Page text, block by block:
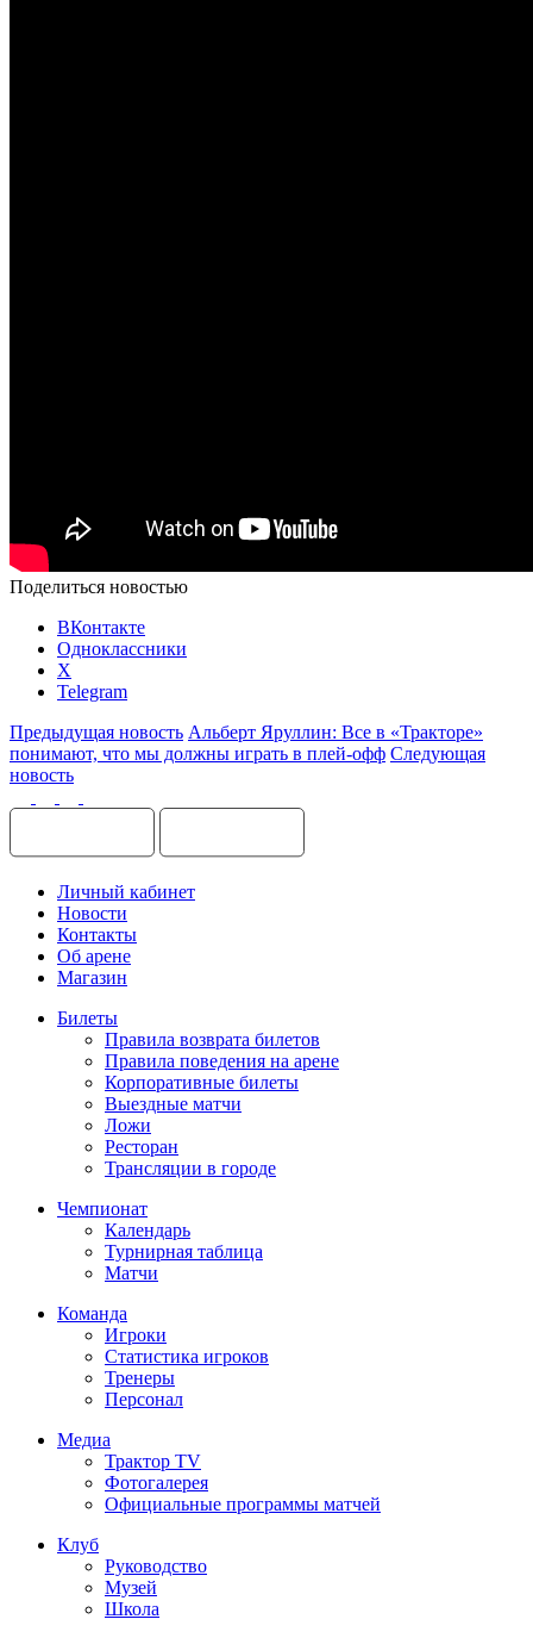
Поделиться новостью
ВКонтакте
Одноклассники
X
Telegram
Предыдущая новость Альберт Яруллин: Все в «Тракторе»
понимают, что мы должны играть в плей-офф Следующая
новость
Личный кабинет
Новости
Контакты
Об арене
Магазин
Билеты
Правила возврата билетов
Правила поведения на арене
Корпоративные билеты
Выездные матчи
Ложи
Ресторан
Трансляции в городе
Чемпионат
Календарь
Турнирная таблица
Матчи
Команда
Игроки
Статистика игроков
Тренеры
Персонал
Медиа
Трактор TV
Фотогалерея
Официальные программы матчей
Клуб
Руководство
Музей
Школа